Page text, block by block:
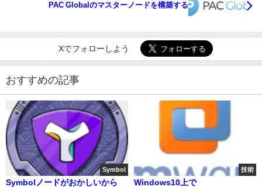
PAC Globalのマスターノードを構築する
Xでフォローしよう
おすすめの記事
Symbol
Symbolノードがおかしいから
技術
Windows10上で